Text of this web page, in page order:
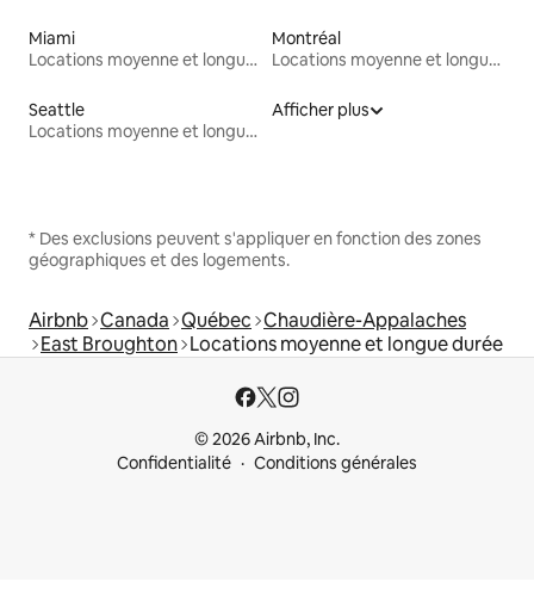
Miami
Locations moyenne et longue durée
Montréal
Locations moyenne et longue durée
Seattle
Locations moyenne et longue durée
Afficher plus
* Des exclusions peuvent s'appliquer en fonction des zones
géographiques et des logements.
Airbnb Canada Québec Chaudière-Appalaches
East Broughton Locations moyenne et longue durée
© 2026 Airbnb, Inc.
Confidentialité
Conditions générales